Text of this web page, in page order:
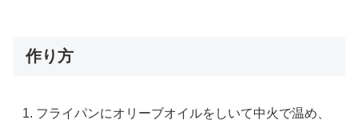
作り方
フライパンにオリーブオイルをしいて中火で温め、